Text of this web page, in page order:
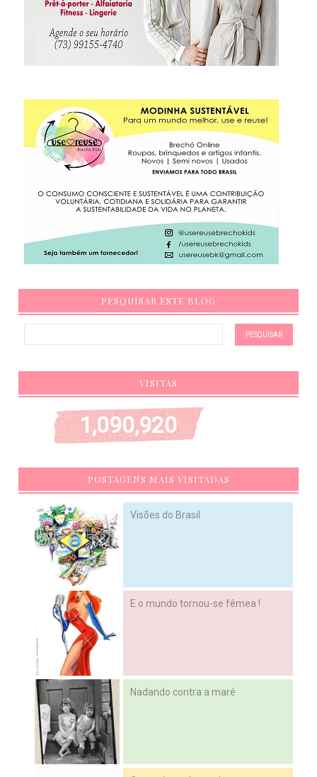
PESQUISAR ESTE BLOG
VISITAS
1,090,920
POSTAGENS MAIS VISITADAS
Visões do Brasil
E o mundo tornou-se fêmea !
Nadando contra a maré